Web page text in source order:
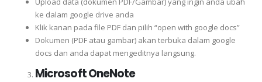
ke dalam google drive anda
Klik kanan pada file PDF dan pilih “open with google docs”
Dokumen (PDF atau gambar) akan terbuka dalam google
docs dan anda dapat mengeditnya langsung.
Microsoft OneNote